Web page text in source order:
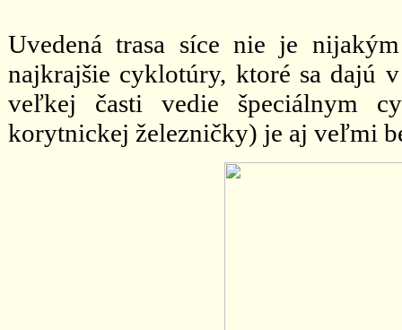
Uvedená trasa síce nie je
najkrajšie cyklotúry, ktoré sa dajú
veľkej časti vedie špeciálnym
korytnickej železničky) je aj veľmi